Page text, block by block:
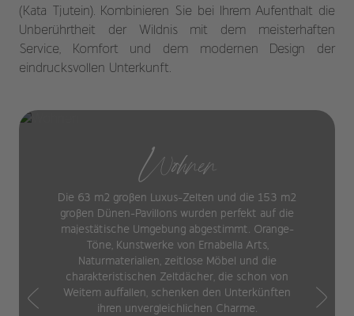
(Kata Tjutein). Kombinieren Sie bei Ihrem Aufenthalt die
Unberührtheit der Wildnis mit dem meisterhaften
Service, Komfort und dem modernen Design der
eindrucksvollen Unterkunft.
Wohnen
Die 63 m2 großen Luxus-Zelten und die 153 m2
großen Dünen-Pavillons wurden perfekt auf die
majestätische Umgebung abgestimmt. Orange-
Töne, Kunstwerke von Ernabella Arts,
Naturmaterialien, zeitlose Möbel und die
charakteristischen Zeltdächer, die schon von
Weitem auffallen, schenken den Unterkünften
ihren unvergleichlichen Charme.